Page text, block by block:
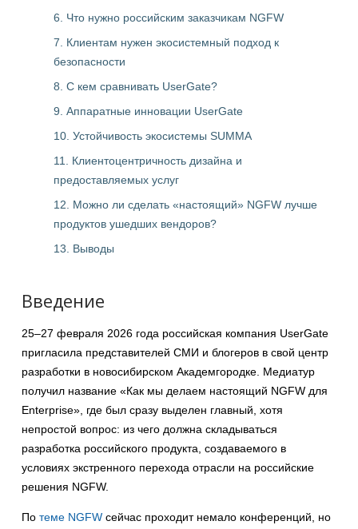
6. Что нужно российским заказчикам NGFW
7. Клиентам нужен экосистемный подход к
безопасности
8. С кем сравнивать UserGate?
9. Аппаратные инновации UserGate
10. Устойчивость экосистемы SUMMA
11. Клиентоцентричность дизайна и
предоставляемых услуг
12. Можно ли сделать «настоящий» NGFW лучше
продуктов ушедших вендоров?
13. Выводы
Введение
25–27 февраля 2026 года российская компания UserGate
пригласила представителей СМИ и блогеров в свой центр
разработки в новосибирском Академгородке. Медиатур
получил название «Как мы делаем настоящий NGFW для
Enterprise», где был сразу выделен главный, хотя
непростой вопрос: из чего должна складываться
разработка российского продукта, создаваемого в
условиях экстренного перехода отрасли на российские
решения NGFW.
По теме NGFW сейчас проходит немало конференций, но